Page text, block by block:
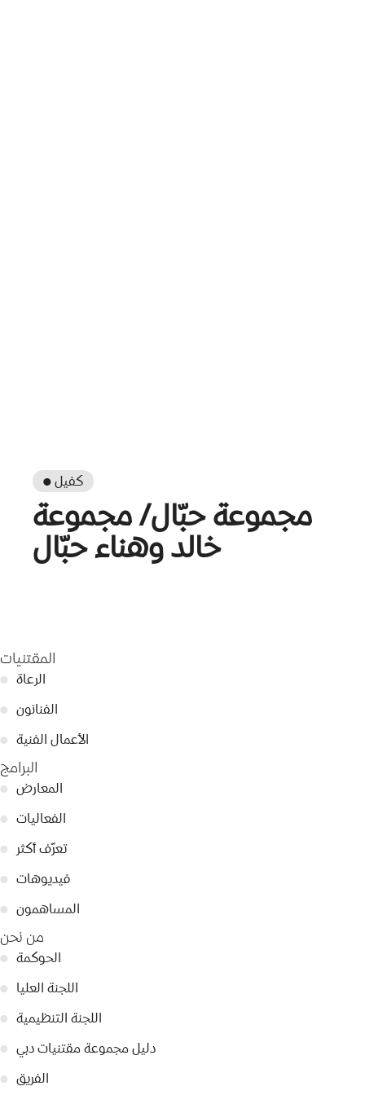
● كفيل
مجموعة حبّال/ مجموعة
خالد وهناء حبّال
المقتنيات
● الرعاة
● الفنانون
● الأعمال الفنية
البرامج
● المعارض
● الفعاليات
●
تعرّف أكثر
● فيديوهات
● المساهمون
من نحن
● الحوكمة
● اللجنة العليا
● اللجنة التنظيمية
● دليل مجموعة مقتنيات دبي
● الفريق